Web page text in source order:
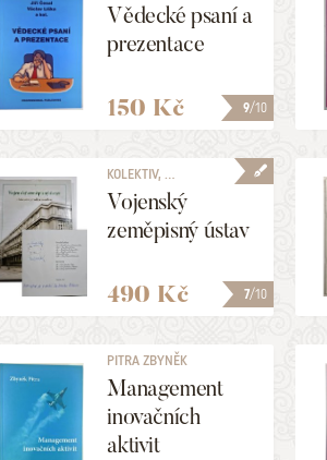
9/10
Vědecké psaní a
prezentace
150 Kč
7/10
KOLEKTIV, ...
Vojenský
zeměpisný ústav
490 Kč
PITRA ZBYNĚK
Management
inovačních
aktivit